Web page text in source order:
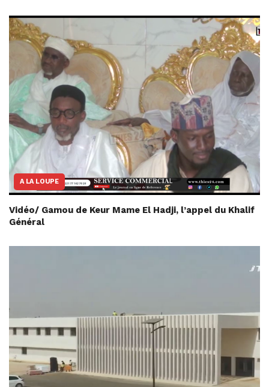
A LA LOUPE
Vidéo/ Gamou de Keur Mame El Hadji, l’appel du Khalif
Général